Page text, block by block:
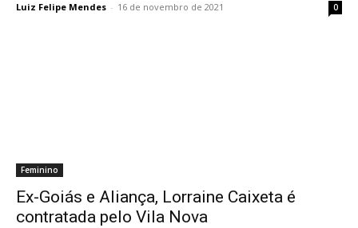
Luiz Felipe Mendes - 16 de novembro de 2021 0
Feminino
Ex-Goiás e Aliança, Lorraine Caixeta é
contratada pelo Vila Nova